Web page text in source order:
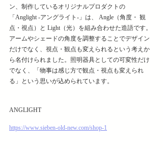
ン、制作しているオリジナルプロダクトの
「Anglight -アングライト-」は、 Angle（角度・ 観
点・視点）と Light（光）を組み合わせた造語です。
アームやシェードの角度を調整することでデザイン
だけでなく、視点・観点も変えられるという考えか
ら名付けられました。照明器具としての可変性だけ
でなく、「物事は感じ方で観点・視点も変えられ
る」という思いが込められています。
ANGLIGHT
https://www.sieben-old-new.com/shop-1